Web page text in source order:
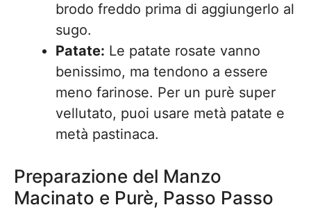
brodo freddo prima di aggiungerlo al
sugo.
Patate: Le patate rosate vanno
benissimo, ma tendono a essere
meno farinose. Per un purè super
vellutato, puoi usare metà patate e
metà pastinaca.
Preparazione del Manzo
Macinato e Purè, Passo Passo